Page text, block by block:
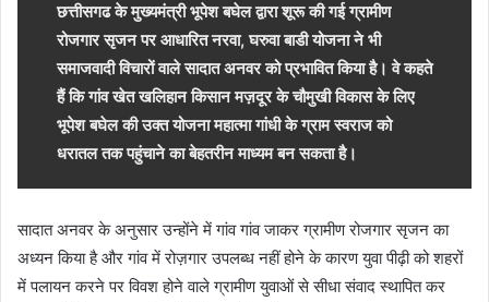
छत्तीसगढ के मुख्यमंत्री भूपेश बघेल द्वारा शूरू की गई ग्रामीण
रोजगार सृजन पर आधारित नरवा, घरुवा बाडी योजना ने भी
समाजवादी विचारों वाले सादात अनवर को प्रभावित किया है। वे कहते
हैं कि गांव खेत खलिहान किसान मज़दूर के चौमुखी विकास के लिए
भूपेश बघेल की उक्त योजना महात्मा गांधी के ग्राम स्वराज को
धरातल तक पहुंचाने का बेहतरीन माध्यम बन सकता है।
सादात अनवर के अनुसार उन्होंने में गांव गांव जाकर ग्रामीण रोजगार सृजन का
अध्यन किया है और गांव में रोज़गार उपलब्ध नहीं होने के कारण युवा पीढ़ी को शहरों
में पलायन करने पर विवश होने वाले ग्रामीण युवाओं से सीधा संवाद स्थापित कर